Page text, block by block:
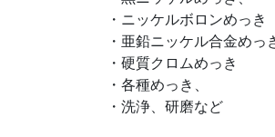
・ニッケルボロンめっき
・亜鉛ニッケル合金めっ
・硬質クロムめっき
・各種めっき、
・洗浄、研磨など